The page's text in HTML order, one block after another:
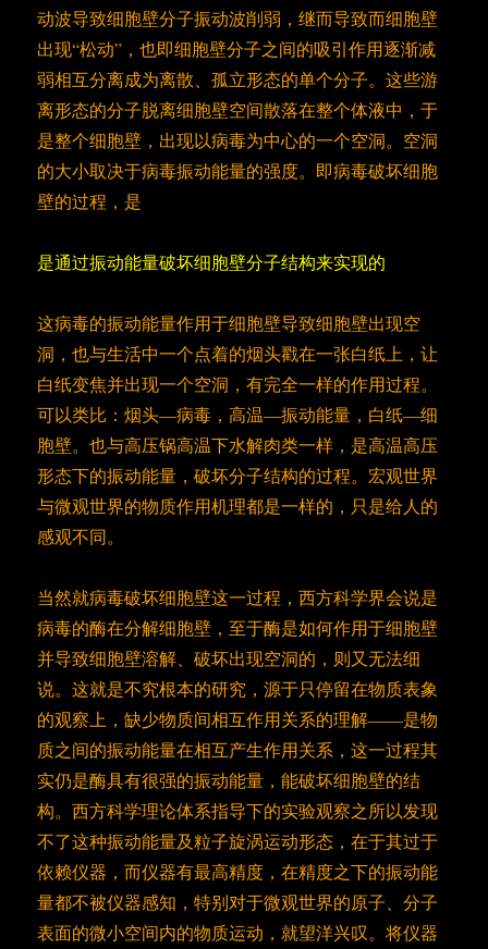
动波导致细胞壁分子振动波削弱，继而导致而细胞壁
出现“松动”，也即细胞壁分子之间的吸引作用逐渐减
弱相互分离成为离散、孤立形态的单个分子。这些游
离形态的分子脱离细胞壁空间散落在整个体液中，于
是整个细胞壁，出现以病毒为中心的一个空洞。空洞
的大小取决于病毒振动能量的强度。即病毒破坏细胞
壁的过程，是
是通过振动能量破坏细胞壁分子结构来实现的
这病毒的振动能量作用于细胞壁导致细胞壁出现空
洞，也与生活中一个点着的烟头戳在一张白纸上，让
白纸变焦并出现一个空洞，有完全一样的作用过程。
可以类比：烟头—病毒，高温—振动能量，白纸—细
胞壁。也与高压锅高温下水解肉类一样，是高温高压
形态下的振动能量，破坏分子结构的过程。宏观世界
与微观世界的物质作用机理都是一样的，只是给人的
感观不同。
当然就病毒破坏细胞壁这一过程，西方科学界会说是
病毒的酶在分解细胞壁，至于酶是如何作用于细胞壁
并导致细胞壁溶解、破坏出现空洞的，则又无法细
说。这就是不究根本的研究，源于只停留在物质表象
的观察上，缺少物质间相互作用关系的理解——是物
质之间的振动能量在相互产生作用关系，这一过程其
实仍是酶具有很强的振动能量，能破坏细胞壁的结
构。西方科学理论体系指导下的实验观察之所以发现
不了这种振动能量及粒子旋涡运动形态，在于其过于
依赖仪器，而仪器有最高精度，在精度之下的振动能
量都不被仪器感知，特别对于微观世界的原子、分子
表面的微小空间内的物质运动，就望洋兴叹。将仪器